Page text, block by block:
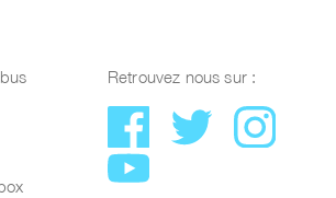
Retrouvez nous sur :